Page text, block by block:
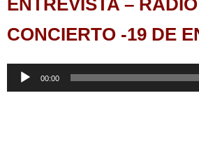
CONCIERTO -19 DE
Reproductor
00:00